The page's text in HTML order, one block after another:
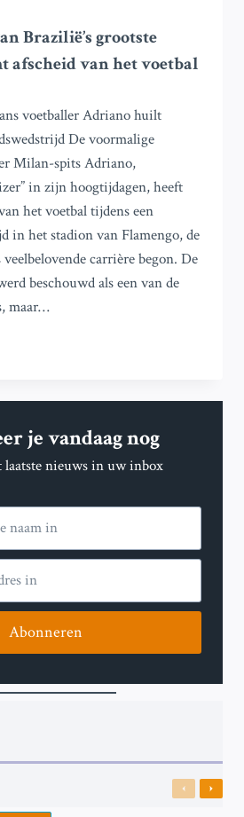
Brazilië’s grootste
afscheid van het voetbal
voetballer Adriano huilt
De voormalige
Milan-spits Adriano,
in zijn hoogtijdagen, heeft
het voetbal tijdens een
in het stadion van Flamengo, de
carrière begon. De
beschouwd als een van de
maar…
je vandaag nog
laatste nieuws in uw inbox
Abonneren
Previous
Next